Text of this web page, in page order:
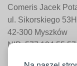
Comeris Jacek
ul. Sikorskiego 53H
42-300 Myszków
NIP: 577 194 55 57